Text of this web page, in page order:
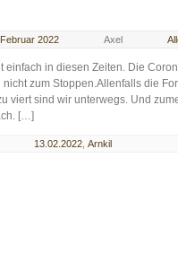
2022 Axel
einfach in diesen Zeiten. Die
nicht zum Stoppen.Allenfalls die
viert sind wir unterwegs. Und
[…]
13.02.2022 Arnkil